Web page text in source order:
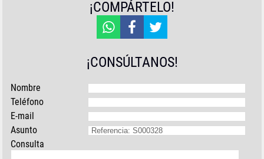
¡COMPÁRTELO!
¡CONSÚLTANOS!
Nombre
Teléfono
E-mail
Asunto
Consulta